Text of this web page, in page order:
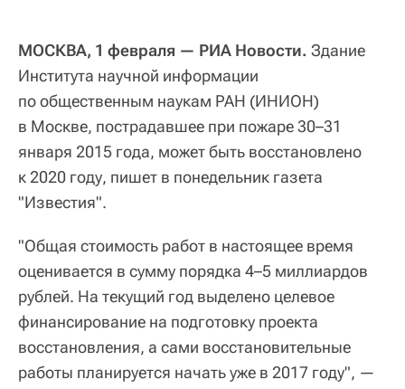
МОСКВА, 1 февраля — РИА Новости. Здание
Института научной информации
по общественным наукам РАН (ИНИОН)
в Москве, пострадавшее при пожаре 30–31
января 2015 года, может быть восстановлено
к 2020 году, пишет в понедельник газета
"Известия".
"Общая стоимость работ в настоящее время
оценивается в сумму порядка 4–5 миллиардов
рублей. На текущий год выделено целевое
финансирование на подготовку проекта
восстановления, а сами восстановительные
работы планируется начать уже в 2017 году", —